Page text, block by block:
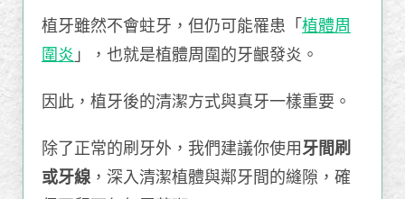
植牙雖然不會蛀牙，但仍可能罹患「 植體周
圍炎 」，也就是植體周圍的牙齦發炎。
因此，植牙後的清潔方式與真牙一樣重要。
除了正常的刷牙外，我們建議你使用牙間刷
或牙線 ，深入清潔植體與鄰牙間的縫隙，確